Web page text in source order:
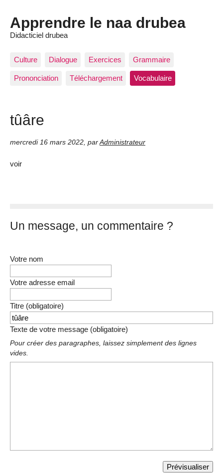
Apprendre le naa drubea
Didacticiel drubea
Culture Dialogue Exercices Grammaire
Prononciation Téléchargement Vocabulaire
tûâre
mercredi 16 mars 2022 par Administrateur
voir
Un message, un commentaire ?
Votre nom
Votre adresse email
Titre (obligatoire)
Texte de votre message (obligatoire)
Pour créer des paragraphes, laissez simplement des lignes
vides.